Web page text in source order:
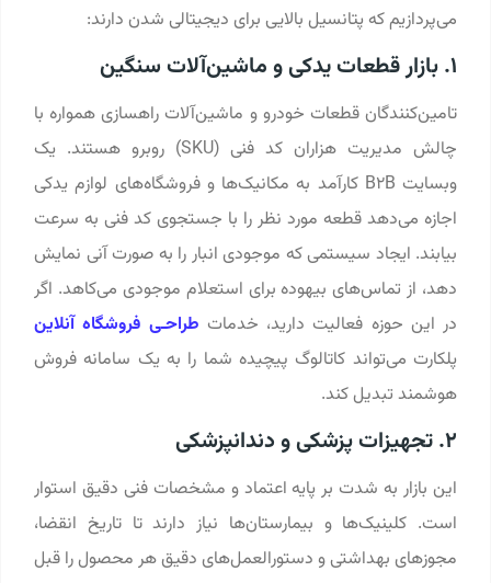
می‌پردازیم که پتانسیل بالایی برای دیجیتالی شدن دارند:
تامین‌کنندگان قطعات خودرو و ماشین‌آلات راهسازی همواره با
چالش مدیریت هزاران کد فنی (SKU) روبرو هستند. یک
وبسایت B2B کارآمد به مکانیک‌ها و فروشگاه‌های لوازم یدکی
اجازه می‌دهد قطعه مورد نظر را با جستجوی کد فنی به سرعت
بیابند. ایجاد سیستمی که موجودی انبار را به صورت آنی نمایش
دهد، از تماس‌های بیهوده برای استعلام موجودی می‌کاهد. اگر
در این حوزه فعالیت دارید، خدماتطراحـی فروشگاه آنلاین
پلکارت می‌تواند کاتالوگ پیچیده شما را به یک سامانه فروش
هوشمند تبدیل کند.
این بازار به شدت بر پایه اعتماد و مشخصات فنی دقیق استوار
است. کلینیک‌ها و بیمارستان‌ها نیاز دارند تا تاریخ انقضا،
مجوزهای بهداشتی و دستورالعمل‌های دقیق هر محصول را قبل